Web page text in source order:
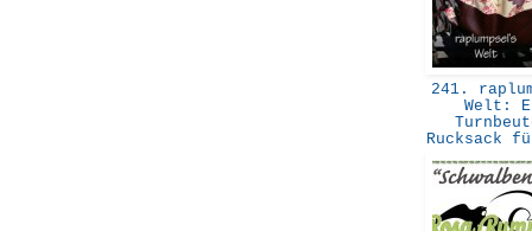
241.
Welt:
Rucksack